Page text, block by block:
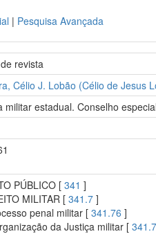
| Pesquisa Avançada
revista
Célio J. Lobão (Célio de Jesus
militar estadual. Conselho
PÚBLICO [341 ]
MILITAR [341.7 ]
penal militar [341.76 ]
da Justiça militar [